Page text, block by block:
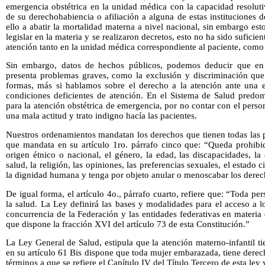
emergencia obstétrica en la unidad médica con la capacidad
de su derechohabiencia o afiliación a alguna de estas instituciones
ello a abatir la mortalidad materna a nivel nacional, sin embargo
legislar en la materia y se realizaron decretos, esto no ha sido
atención tanto en la unidad médica correspondiente al paciente,
Sin embargo, datos de hechos públicos, podemos deducir que
presenta problemas graves, como la exclusión y discriminación
formas, más si hablamos sobre el derecho a la atención ante una
condiciones deficientes de atención. En el Sistema de Salud
para la atención obstétrica de emergencia, por no contar con el
una mala actitud y trato indigno hacía las pacientes.
Nuestros ordenamientos mandatan los derechos que tienen todas
que mandata en su artículo 1ro. párrafo cinco que: “Queda
origen étnico o nacional, el género, la edad, las discapacidades,
salud, la religión, las opiniones, las preferencias sexuales, el estado
la dignidad humana y tenga por objeto anular o menoscabar los
De igual forma, el artículo 4o., párrafo cuarto, refiere que: “Toda
la salud. La Ley definirá las bases y modalidades para el acceso a
concurrencia de la Federación y las entidades federativas en
que dispone la fracción XVI del artículo 73 de esta Constitución.”
La Ley General de Salud, estipula que la atención materno-infantil
en su artículo 61 Bis dispone que toda mujer embarazada, tiene
términos a que se refiere el Capítulo IV del Título Tercero de esta ley